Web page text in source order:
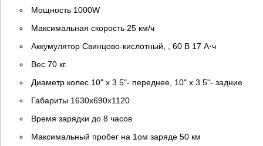
Мощность 1000W
Максимальная скорость 25 км/ч
Аккумулятор Cвинцово-кислотный, , 60 В 17 А·ч
Вес 70 кг.
Диаметр колес 10" x 3.5"- переднее, 10" x 3.5"- задние
Габариты 1630х690х1120
Время зарядки до 8 часов
Максимальный пробег на 1ом заряде 50 км